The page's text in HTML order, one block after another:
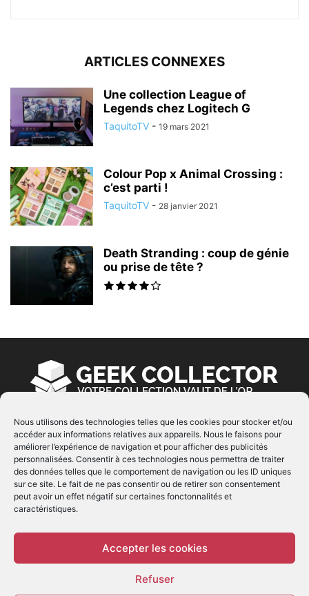
Nous utilisons des technologies telles que les cookies pour stocker et/ou
accéder aux informations relatives aux appareils. Nous le faisons pour
améliorer l’expérience de navigation et pour afficher des publicités
personnalisées. Consentir à ces technologies nous permettra de traiter
des données telles que le comportement de navigation ou les ID uniques
sur ce site. Le fait de ne pas consentir ou de retirer son consentement
peut avoir un effet négatif sur certaines fonctonnalités et
caractéristiques.
Accepter les cookies
Refuser
ARTICLES CONNEXES
Une collection League of
Legends chez Logitech G
TaquitoTV - 19 mars 2021
Colour Pop x Animal Crossing :
c’est parti !
TaquitoTV - 28 janvier 2021
Death Stranding : coup de génie
ou prise de tête ?
À PROPOS
© Copyright 2022 | Produit parEIMAI| Tous Droits
Réservés